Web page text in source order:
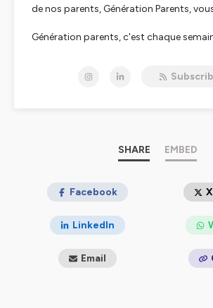
de nos parents, Génération Parents,
Génération parents, c'est chaque
face à la transformation de la société.
d'un invité spéciale décrypter les enjeux
Pascal VAN HOORNE – Parentalité en
Amélia Matar– Éducation au numérique
– Développement
Emilie Berthet– Sophrologie et émotion
SHARE EMBED
Facebook
LinkedIn
Email